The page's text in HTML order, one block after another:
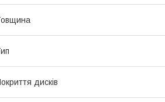
дисків